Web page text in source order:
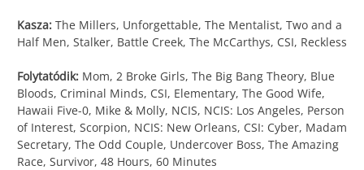
Kasza: The Millers, Unforgettable, The Mentalist, Two and a
Half Men, Stalker, Battle Creek, The McCarthys, CSI, Reckless
Folytatódik: Mom, 2 Broke Girls, The Big Bang Theory, Blue
Bloods, Criminal Minds, CSI, Elementary, The Good Wife,
Hawaii Five-0, Mike & Molly, NCIS, NCIS: Los Angeles, Person
of Interest, Scorpion, NCIS: New Orleans, CSI: Cyber, Madam
Secretary, The Odd Couple, Undercover Boss, The Amazing
Race, Survivor, 48 Hours, 60 Minutes